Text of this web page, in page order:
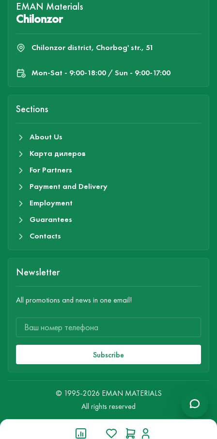
EMAN Materials
Chilonzor
Chilonzor district, Chorbog' str., 51
Mon-Sat - 9:00-18:00 / Sun - 9:00-17:00
Sections
About Us
Карта дилеров
For Partners
Payment and Delivery
Employment
Guarantees
Contacts
Newsletter
All promotions and news in one email!
Subscribe
© 1995-2026 EMAN MATERIALS
All rights reserved